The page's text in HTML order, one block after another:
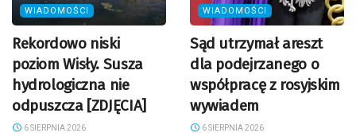
WIADOMOŚCI
Rekordowo niski
poziom Wisły. Susza
hydrologiczna nie
odpuszcza [ZDJĘCIA]
6 SIERPNIA 2026
WIADOMOŚCI
Sąd utrzymał areszt
dla podejrzanego o
współpracę z rosyjskim
wywiadem
6 SIERPNIA 2026